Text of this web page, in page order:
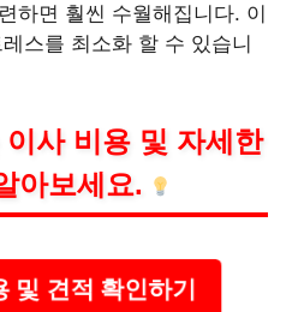
하면 훨씬 수월해집니다. 이
스를 최소화 할 수 있습니
사 비용 및 자세한
아보세요.
견적 확인하기